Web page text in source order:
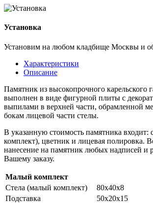
Установка
Установим на любом кладбище Москвы и
Характеристики
Описание
Памятник из высокопрочного карельского
выполнен в виде фигурной плиты с
выпилами в верхней части, обрамленной
бокам лицевой части стелы.
В указанную стоимость памятника входит:
комплект), цветник и лицевая полировка.
нанесение на памятник любых надписей и
Вашему заказу.
Малый комплект
Стела (малый комплект)
80х40х8
Подставка
50х20х15